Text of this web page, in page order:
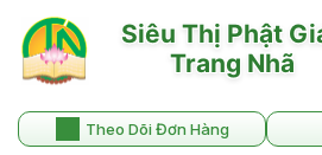
Theo Dõi Đơn Hàng